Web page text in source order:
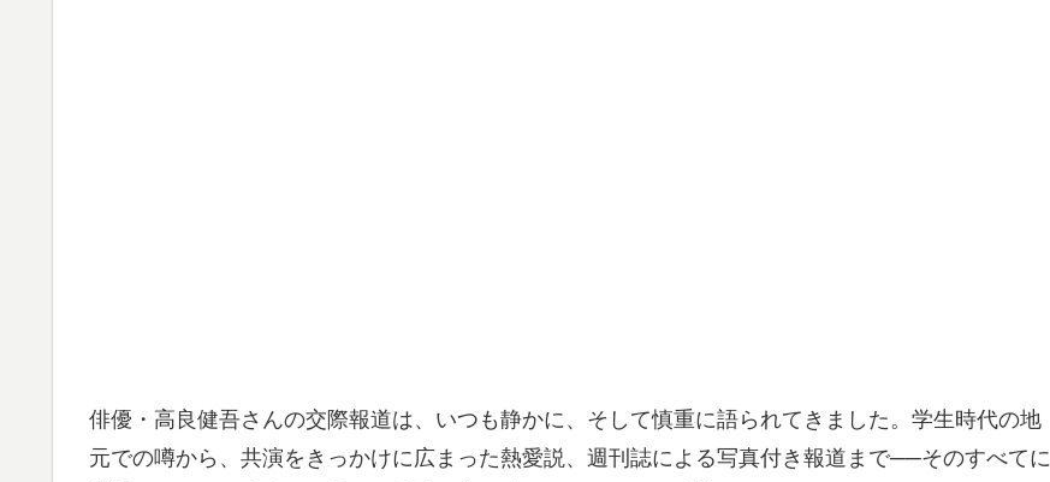
俳優・高良健吾さんの交際報道は、いつも静かに、そして慎重に語られてきました。学生時代の地
元での噂から、共演をきっかけに広まった熱愛説、週刊誌による写真付き報道まで──そのすべてに